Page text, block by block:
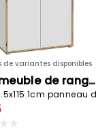
de variantes disponibles
Petit meuble de rangement FLEX OFFICE